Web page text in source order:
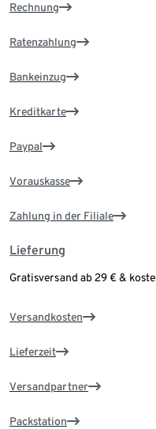
Rechnung
Ratenzahlung
Bankeinzug
Kreditkarte
Paypal
Vorauskasse
Zahlung in der Filiale
Lieferung
Gratisversand ab 29 € &
Versandkosten
Lieferzeit
Versandpartner
Packstation